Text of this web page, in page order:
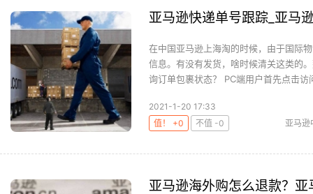
亚马逊快递单号跟踪_亚马
在中国亚马逊上海淘的时候，由于国际
信息。有没有发货，啥时候清关这类的
询订单包裹状态？ PC端用户首先点击访
2021-1-20 17:33
值！ +0
不值 -0 亚马逊
亚马逊海外购怎么退款？